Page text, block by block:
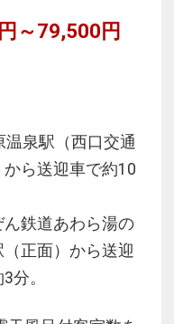
～79,500円
温泉駅（西口交通
から送迎車で約10
ん鉄道あわら湯の
（正面）から送迎
分。